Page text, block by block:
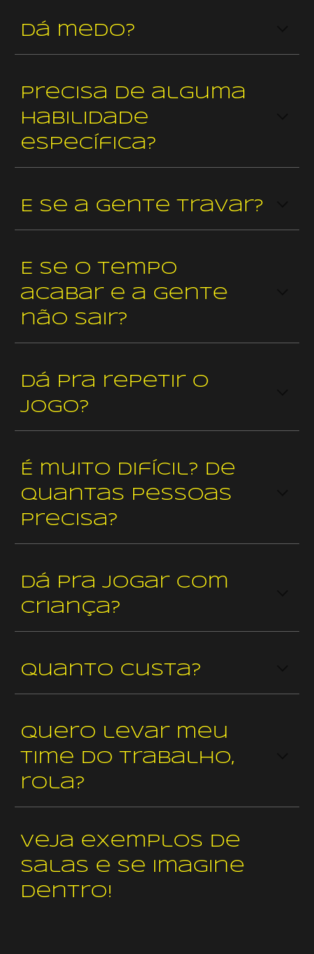
Dá medo?
Precisa de alguma
habilidade
específica?
E se a gente travar?
E se o tempo
acabar e a gente
não sair?
Dá pra repetir o
jogo?
É muito difícil? De
quantas pessoas
precisa?
Dá pra jogar com
criança?
Quanto custa?
Quero levar meu
time do trabalho,
rola?
Veja exemplos de
salas e se imagine
dentro!